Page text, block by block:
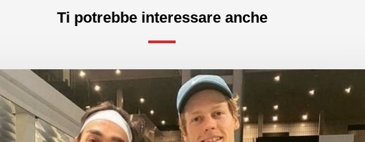
Ti potrebbe interessare anche